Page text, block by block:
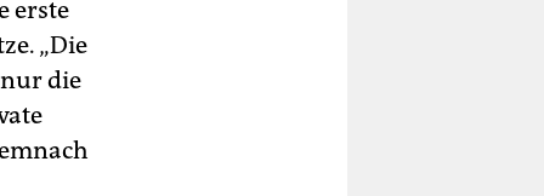
erste
„Die
die